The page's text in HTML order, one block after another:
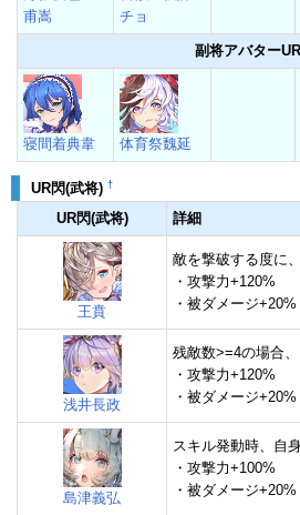
甫嵩
チョ
副将アバターUR
寝間着典韋 体育祭魏延
UR閃(武将) †
UR閃(武将) 詳細
王賁
敵を撃破する度に
・攻撃力+120%
・被ダメージ+20%
浅井長政
残敵数>=4の場合
・攻撃力+120%
・被ダメージ+20%
島津義弘
スキル発動時、自
・攻撃力+100%
・被ダメージ+20%